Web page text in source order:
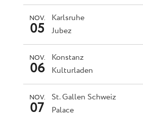
Karlsruhe
NOV.
05 Jubez
Konstanz
NOV.
06 Kulturladen
St. Gallen Schweiz
NOV.
07 Palace